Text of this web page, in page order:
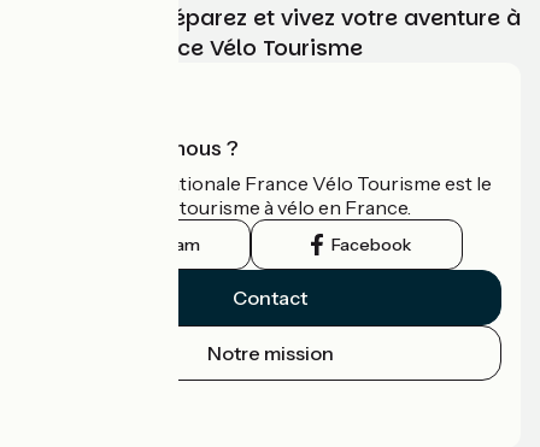
Choisissez, préparez et vivez votre aventure à
vélo avec France Vélo Tourisme
Qui sommes-nous ?
L'association nationale France Vélo Tourisme est le
guide officiel du tourisme à vélo en France.
Instagram Facebook
Contact
Notre mission